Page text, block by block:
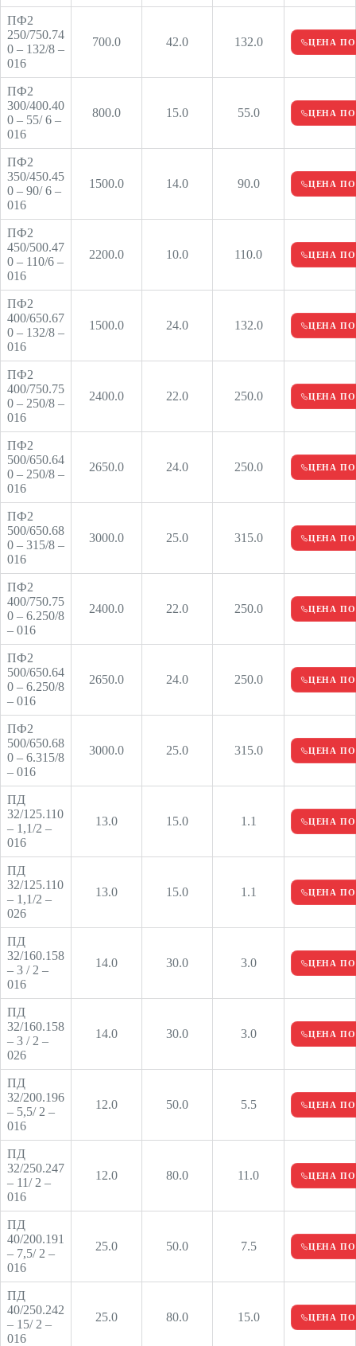
ПФ2
250/750.74
0 – 132/8 –
016
700.0 42.0 132.0 ЦЕНА
ПФ2
300/400.40
0 – 55/ 6 –
016
800.0 15.0 55.0 ЦЕНА
ПФ2
350/450.45
0 – 90/ 6 –
016
1500.0 14.0 90.0 ЦЕНА
ПФ2
450/500.47
0 – 110/6 –
016
2200.0 10.0 110.0 ЦЕНА
ПФ2
400/650.67
0 – 132/8 –
016
1500.0 24.0 132.0 ЦЕНА
ПФ2
400/750.75
0 – 250/8 –
016
2400.0 22.0 250.0 ЦЕНА
ПФ2
500/650.64
0 – 250/8 –
016
2650.0 24.0 250.0 ЦЕНА
ПФ2
500/650.68
0 – 315/8 –
016
3000.0 25.0 315.0 ЦЕНА
ПФ2
400/750.75
0 – 6.250/8
– 016
2400.0 22.0 250.0 ЦЕНА
ПФ2
500/650.64
0 – 6.250/8
– 016
2650.0 24.0 250.0 ЦЕНА
ПФ2
500/650.68
0 – 6.315/8
– 016
3000.0 25.0 315.0 ЦЕНА
ПД
32/125.110
– 1,1/2 –
016
13.0 15.0 1.1 ЦЕНА
ПД
32/125.110
– 1,1/2 –
026
13.0 15.0 1.1 ЦЕНА
ПД
32/160.158
– 3 / 2 –
016
14.0 30.0 3.0 ЦЕНА
ПД
32/160.158
– 3 / 2 –
026
14.0 30.0 3.0 ЦЕНА
ПД
32/200.196
– 5,5/ 2 –
016
12.0 50.0 5.5 ЦЕНА
ПД
32/250.247
– 11/ 2 –
016
12.0 80.0 11.0 ЦЕНА
ПД
40/200.191
– 7,5/ 2 –
016
25.0 50.0 7.5 ЦЕНА
ПД
40/250.242
– 15/ 2 –
016
25.0 80.0 15.0 ЦЕНА